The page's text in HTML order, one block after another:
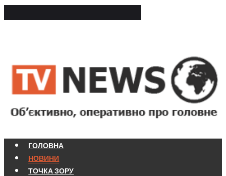
ГОЛОВНА
НОВИНИ
ТОЧКА ЗОРУ